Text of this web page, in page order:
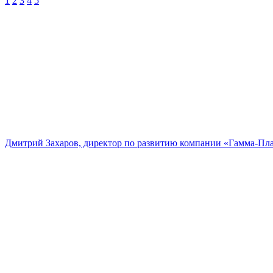
Дмитрий Захаров, директор по развитию компании «Гамма-